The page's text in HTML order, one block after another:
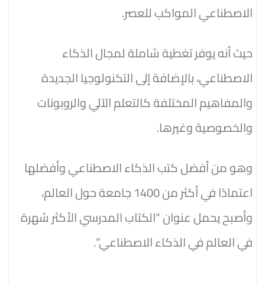
الاصطناعي المواكب للعصر.
حيث أنه يوفر تغطية شاملة لمجال الذكاء
الاصطناعي، بالإضافة إلى التكنولوجيا الجديدة
والمفاهيم المختلفة كالتعلم الآلي والروبونات
والخصوصية وغيرها.
وهو من أفضل كتب الذكاء الاصطناعي وأفضلها
اعتمادًا في أكثر من 1400 جامعة حول العالم،
وأصبح يحمل عنوان “الكتاب المدرسي الأكثر شهرة
في العالم في الذكاء الاصطناعي”.